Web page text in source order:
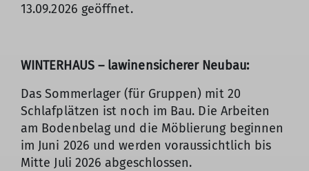
13.09.2026 geöffnet.
WINTERHAUS – lawinensicherer Neubau:
Das Sommerlager (für Gruppen) mit 20
Schlafplätzen ist noch im Bau. Die Arbeiten
am Bodenbelag und die Möblierung beginnen
im Juni 2026 und werden voraussichtlich bis
Mitte Juli 2026 abgeschlossen.